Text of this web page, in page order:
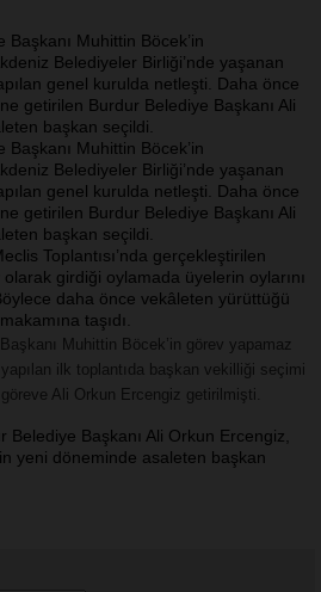
Muhittin Böcek’in
Belediyeler Birliği’nde yaşanan
genel kurulda netleşti. Daha önce
getirilen Burdur Belediye Başkanı Ali
başkan seçildi.
Muhittin Böcek’in
Belediyeler Birliği’nde yaşanan
genel kurulda netleşti. Daha önce
getirilen Burdur Belediye Başkanı Ali
başkan seçildi.
Toplantısı’nda gerçekleştirilen
girdiği oylamada üyelerin oylarını
daha önce vekâleten yürüttüğü
taşıdı.
Muhittin Böcek’in görev yapamaz
ilk toplantıda başkan vekilliği seçimi
Ali Orkun Ercengiz getirilmişti.
Belediye Başkanı Ali Orkun Ercengiz,
yeni döneminde asaleten başkan